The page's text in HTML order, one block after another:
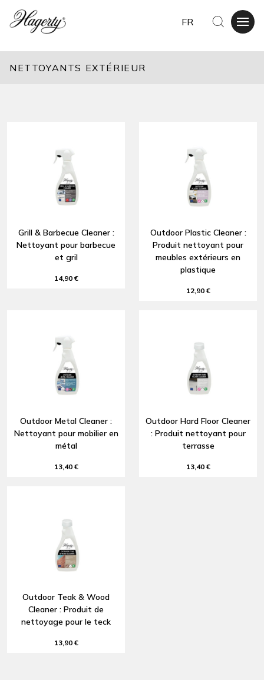
FR
NETTOYANTS EXTÉRIEUR
Grill & Barbecue Cleaner :
Nettoyant pour barbecue
et gril
14,90 €
Outdoor Plastic Cleaner :
Produit nettoyant pour
meubles extérieurs en
plastique
12,90 €
Outdoor Metal Cleaner :
Nettoyant pour mobilier en
métal
13,40 €
Outdoor Hard Floor Cleaner
: Produit nettoyant pour
terrasse
13,40 €
Outdoor Teak & Wood
Cleaner : Produit de
nettoyage pour le teck
13,90 €